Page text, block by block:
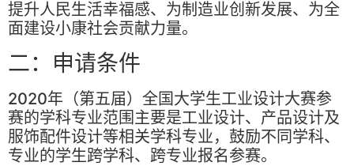
提升人民生活幸福感、为制造业创新发展、为全
面建设小康社会贡献力量。
二：申请条件
2020年（第五届）全国大学生工业设计大赛参
赛的学科专业范围主要是工业设计、产品设计及
服饰配件设计等相关学科专业，鼓励不同学科、
专业的学生跨学科、跨专业报名参赛。